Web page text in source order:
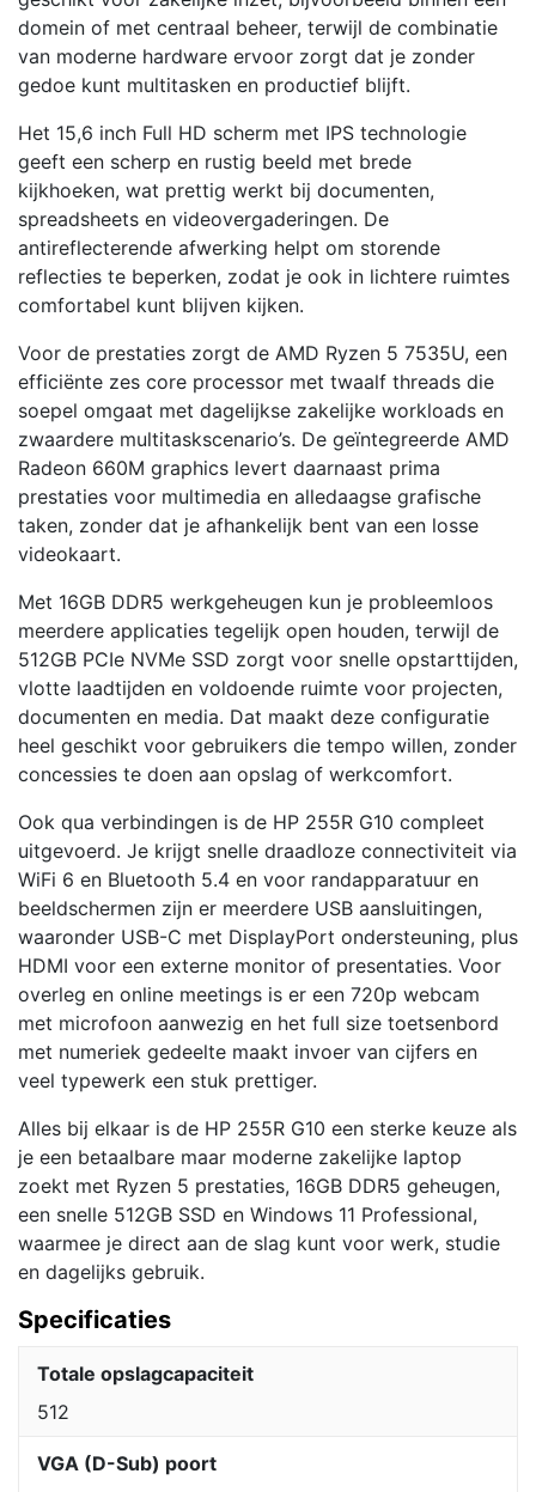
domein of met centraal beheer, terwijl de combinatie
van moderne hardware ervoor zorgt dat je zonder
gedoe kunt multitasken en productief blijft.
Het 15,6 inch Full HD scherm met IPS technologie
geeft een scherp en rustig beeld met brede
kijkhoeken, wat prettig werkt bij documenten,
spreadsheets en videovergaderingen. De
antireflecterende afwerking helpt om storende
reflecties te beperken, zodat je ook in lichtere ruimtes
comfortabel kunt blijven kijken.
Voor de prestaties zorgt de AMD Ryzen 5 7535U, een
efficiënte zes core processor met twaalf threads die
soepel omgaat met dagelijkse zakelijke workloads en
zwaardere multitaskscenario’s. De geïntegreerde AMD
Radeon 660M graphics levert daarnaast prima
prestaties voor multimedia en alledaagse grafische
taken, zonder dat je afhankelijk bent van een losse
videokaart.
Met 16GB DDR5 werkgeheugen kun je probleemloos
meerdere applicaties tegelijk open houden, terwijl de
512GB PCIe NVMe SSD zorgt voor snelle opstarttijden,
vlotte laadtijden en voldoende ruimte voor projecten,
documenten en media. Dat maakt deze configuratie
heel geschikt voor gebruikers die tempo willen, zonder
concessies te doen aan opslag of werkcomfort.
Ook qua verbindingen is de HP 255R G10 compleet
uitgevoerd. Je krijgt snelle draadloze connectiviteit via
WiFi 6 en Bluetooth 5.4 en voor randapparatuur en
beeldschermen zijn er meerdere USB aansluitingen,
waaronder USB-C met DisplayPort ondersteuning, plus
HDMI voor een externe monitor of presentaties. Voor
overleg en online meetings is er een 720p webcam
met microfoon aanwezig en het full size toetsenbord
met numeriek gedeelte maakt invoer van cijfers en
veel typewerk een stuk prettiger.
Alles bij elkaar is de HP 255R G10 een sterke keuze als
je een betaalbare maar moderne zakelijke laptop
zoekt met Ryzen 5 prestaties, 16GB DDR5 geheugen,
een snelle 512GB SSD en Windows 11 Professional,
waarmee je direct aan de slag kunt voor werk, studie
en dagelijks gebruik.
Specificaties
Totale opslagcapaciteit
512
VGA (D-Sub) poort